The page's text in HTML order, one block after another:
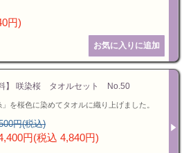
円)
料】 咲染桜 タオルセット No.50
」を桜色に染めてタオルに織り上げました。
円(税込)
円(税込 4,840円)